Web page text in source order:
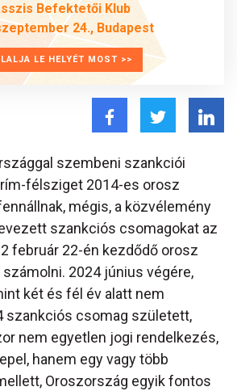
Befektetői Klub
24., Budapest
LE HELYÉT MOST >>
szembeni szankciói
félsziget 2014-es orosz
mégis, a közvélemény
szankciós csomagokat az
február 22-én kezdődő orosz
2024 június végére,
két és fél év alatt nem
szankciós csomag született,
nem egyetlen jogi rendelkezés,
hanem egy vagy több
Oroszország egyik fontos